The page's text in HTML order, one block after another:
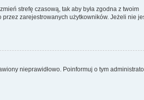
strefę czasową, tak aby była zgodna z twoim
zarejestrowanych użytkowników. Jeżeli nie
nieprawidłowo. Poinformuj o tym